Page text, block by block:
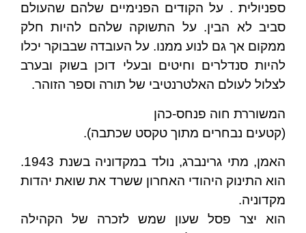
ספניולית . על הקודים הפנימיים שלהם שהעולם
סביב לא הבין. על התשוקה שלהם להיות חלק
ממקום אך גם לנוע ממנו. על העובדה שבבוקר יכלו
להיות סנדלרים וחיטים ובעלי דוכן בשוק ובערב
לצלול לעולם האלטרנטיבי של תורה וספר הזוהר.
המשוררת חוה פנחס-כהן
(קטעים נבחרים מתוך טקסט שכתבה).
האמן, מתי גרינברג, נולד במקדוניה בשנת 1943.
הוא התינוק היהודי האחרון ששרד את שואת יהדות
מקדוניה.
הוא יצר פסל שעון שמש לזכרה של הקהילה